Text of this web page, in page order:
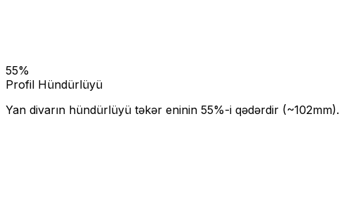
55%
Profil Hündürlüyü
Yan divarın hündürlüyü təkər eninin 55%-i qədərdir (~102mm).